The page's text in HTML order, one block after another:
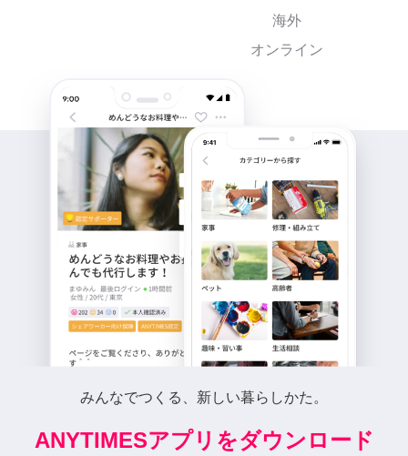
海外
オンライン
みんなでつくる、新しい暮らしかた。
ANYTIMESアプリをダウンロード